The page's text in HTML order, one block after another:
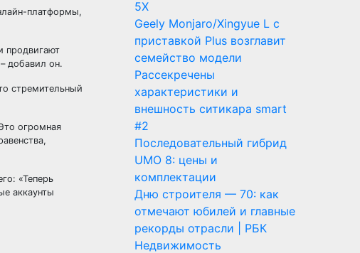
платформы,
продвигают
добавил он.
стремительный
огромная
«Теперь
аккаунты
5X
Geely Monjaro/Xingyue L с
приставкой Plus возглавит
семейство модели
Рассекречены
характеристики и
внешность ситикара smart
#2
Последовательный гибрид
UMO 8: цены и
комплектации
Дню строителя — 70: как
отмечают юбилей и главные
рекорды отрасли | РБК
Недвижимость